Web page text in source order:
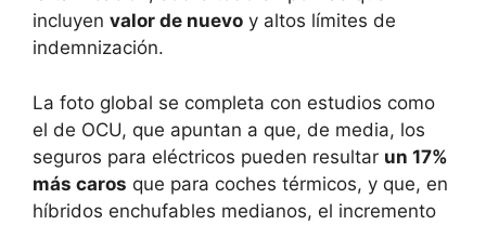
incluyen valor de nuevo y altos límites de
indemnización.
La foto global se completa con estudios como
el de OCU, que apuntan a que, de media, los
seguros para eléctricos pueden resultar un 17%
más caros que para coches térmicos, y que, en
híbridos enchufables medianos, el incremento